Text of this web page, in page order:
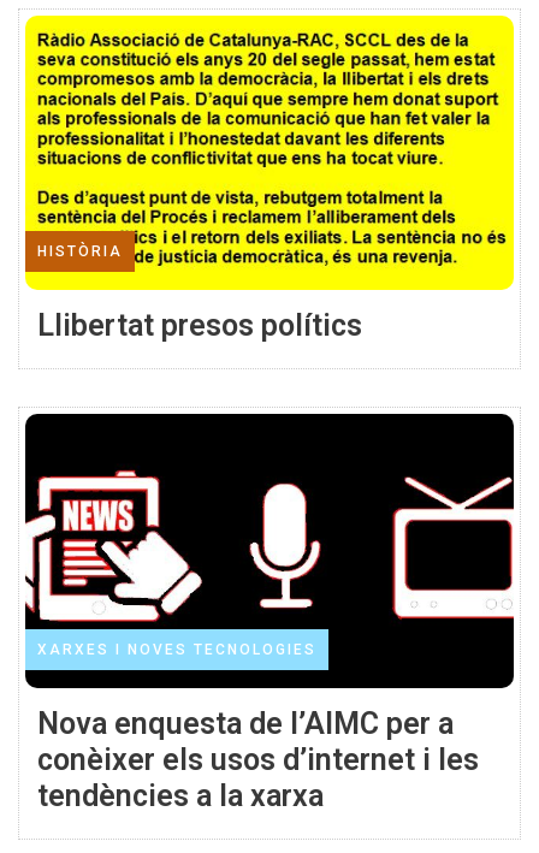
HISTÒRIA
Llibertat presos polítics
XARXES I NOVES TECNOLOGIES
Nova enquesta de l’AIMC per a
conèixer els usos d’internet i les
tendències a la xarxa